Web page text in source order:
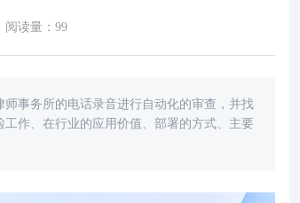
阅读量：99
事务所的电话录音进行自动化的审查，并找
作、在行业的应用价值、部署的方式、主要